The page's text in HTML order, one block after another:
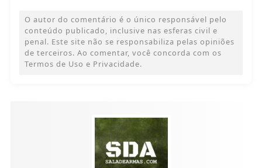
O autor do comentário é o único responsável pelo
conteúdo publicado, inclusive nas esferas civil e
penal. Este site não se responsabiliza pelas opiniões
de terceiros. Ao comentar, você concorda com os
Termos de Uso e Privacidade.